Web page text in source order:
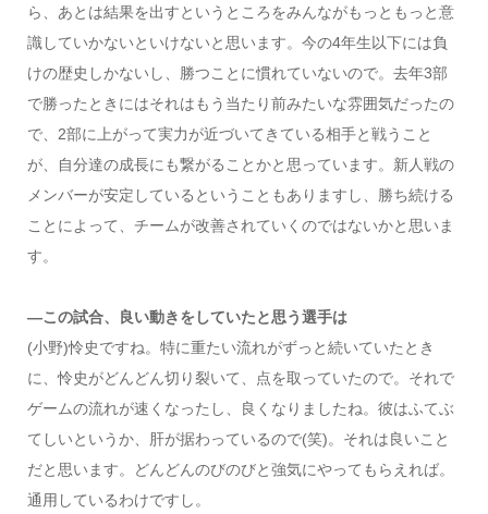
ら、あとは結果を出すというところをみんながもっともっと意
識していかないといけないと思います。今の4年生以下には負
けの歴史しかないし、勝つことに慣れていないので。去年3部
で勝ったときにはそれはもう当たり前みたいな雰囲気だったの
で、2部に上がって実力が近づいてきている相手と戦うこと
が、自分達の成長にも繋がることかと思っています。新人戦の
メンバーが安定しているということもありますし、勝ち続ける
ことによって、チームが改善されていくのではないかと思いま
す。
―この試合、良い動きをしていたと思う選手は
(小野)怜史ですね。特に重たい流れがずっと続いていたとき
に、怜史がどんどん切り裂いて、点を取っていたので。それで
ゲームの流れが速くなったし、良くなりましたね。彼はふてぶ
てしいというか、肝が据わっているので(笑)。それは良いこと
だと思います。どんどんのびのびと強気にやってもらえれば。
通用しているわけですし。